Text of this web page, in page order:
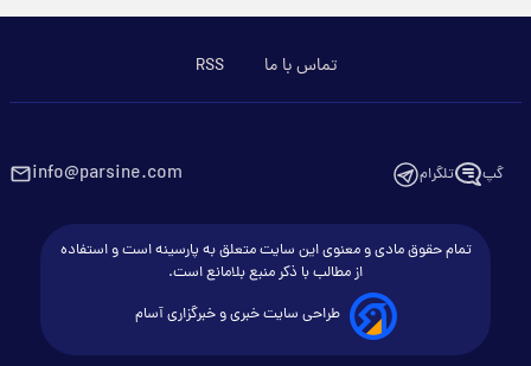
تماس با ما RSS
گپ تلگرام info@parsine.com
تمام حقوق مادی و معنوی این سایت متعلق به پارسینه است و استفاده
از مطالب با ذکر منبع بلامانع است.
طراحی سایت خبری و خبرگزاری آسام